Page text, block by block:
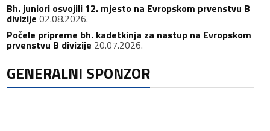
Bh. juniori osvojili 12. mjesto na Evropskom prvenstvu B
divizije 02.08.2026.
Počele pripreme bh. kadetkinja za nastup na Evropskom
prvenstvu B divizije 20.07.2026.
GENERALNI SPONZOR